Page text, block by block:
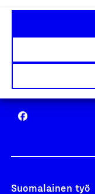
Suomalainen työ